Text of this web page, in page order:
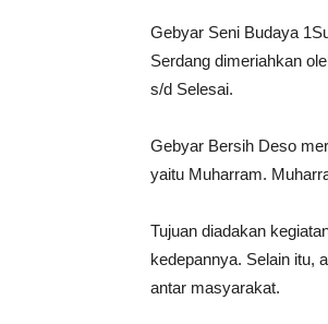
Gebyar Seni Budaya
Serdang dimeriahkan
s/d Selesai.
Gebyar Bersih Deso
yaitu Muharram.
Tujuan diadakan
kedepannya. Selain itu,
antar masyarakat.